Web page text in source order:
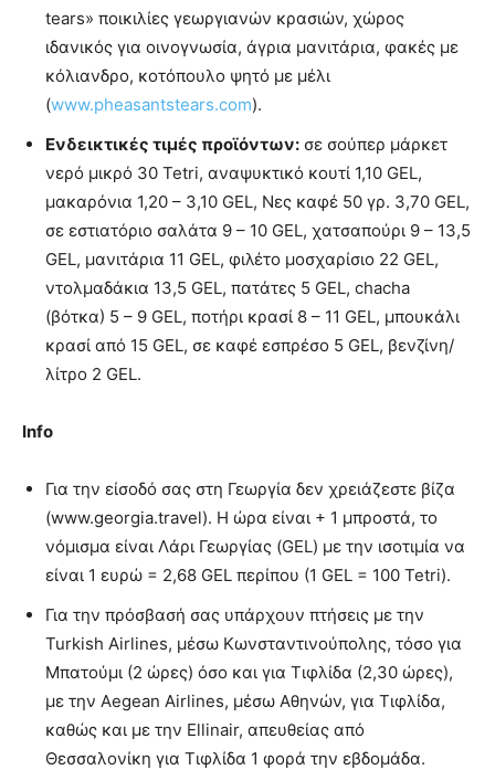
tears» ποικιλίες γεωργιανών κρασιών, χώρος
ιδανικός για οινογνωσία, άγρια μανιτάρια, φακές με
κόλιανδρο, κοτόπουλο ψητό με μέλι
(www.pheasantstears.com).
Ενδεικτικές τιμές προϊόντων: σε σούπερ μάρκετ
νερό μικρό 30 Tetri, αναψυκτικό κουτί 1,10 GEL,
μακαρόνια 1,20 – 3,10 GEL, Νες καφέ 50 γρ. 3,70 GEL,
σε εστιατόριο σαλάτα 9 – 10 GEL, χατσαπούρι 9 – 13,5
GEL, μανιτάρια 11 GEL, φιλέτο μοσχαρίσιο 22 GEL,
ντολμαδάκια 13,5 GEL, πατάτες 5 GEL, chacha
(βότκα) 5 – 9 GEL, ποτήρι κρασί 8 – 11 GEL, μπουκάλι
κρασί από 15 GEL, σε καφέ εσπρέσο 5 GEL, βενζίνη/
λίτρο 2 GEL.
Info
Για την είσοδό σας στη Γεωργία δεν χρειάζεστε βίζα
(www.georgia.travel). Η ώρα είναι + 1 μπροστά, το
νόμισμα είναι Λάρι Γεωργίας (GEL) με την ισοτιμία να
είναι 1 ευρώ = 2,68 GEL περίπου (1 GEL = 100 Tetri).
Για την πρόσβασή σας υπάρχουν πτήσεις με την
Turkish Airlines, μέσω Κωνσταντινούπολης, τόσο για
Μπατούμι (2 ώρες) όσο και για Τιφλίδα (2,30 ώρες),
με την Aegean Airlines, μέσω Αθηνών, για Τιφλίδα,
καθώς και με την Ellinair, απευθείας από
Θεσσαλονίκη για Τιφλίδα 1 φορά την εβδομάδα.